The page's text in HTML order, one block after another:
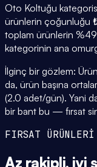
Oto Koltuğu
ürünlerin çoğunluğu
toplam ürünlerin
kategorinin ana
İlginç bir gözlem:
da, ürün başına
(2.0 adet/gün). Yani
bir bant bu — fırsat
FIRSAT ÜRÜNLERİ
Az rakipli, iyi